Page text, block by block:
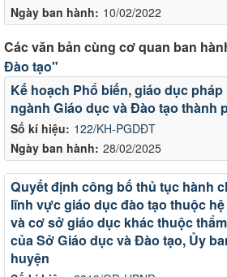
Ngày ban hành: 10/02/2022
Các văn bản cùng cơ quan ban
Đào tạo"
Số kí hiệu: 122/KH-PGDĐT
Ngày ban hành: 28/02/2025
Kế hoạch Phổ biến, giáo dục pháp
ngành Giáo dục và Đào tạo thành
Quyết định công bố thủ tục hành
lĩnh vực giáo dục đào tạo thuộc
và cơ sở giáo dục khác thuộc
của Sở Giáo dục và Đào tạo, Ủy
huyện